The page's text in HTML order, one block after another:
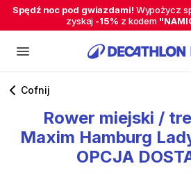
Spędź noc pod gwiazdami! Wypożycz
zyskaj -15% z kodem
Cofnij
Rower miejski ​/​
Maxim Hamburg
OPCJA